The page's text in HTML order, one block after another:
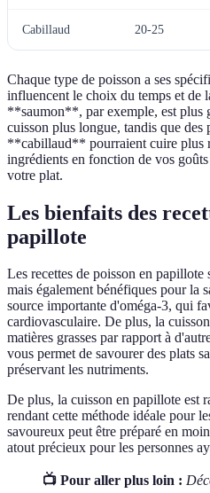
Cabillaud 20-25
Chaque type de poisson a ses
influencent le choix du temps et de
**saumon**, par exemple, est plus
cuisson plus longue, tandis que des
**cabillaud** pourraient cuire plus
ingrédients en fonction de vos
votre plat.
Les bienfaits des
papillote
Les recettes de poisson en papillote
mais également bénéfiques pour la
source importante d'oméga-3, qui
cardiovasculaire. De plus, la
matières grasses par rapport à
vous permet de savourer des plats
préservant les nutriments.
De plus, la cuisson en papillote est
rendant cette méthode idéale pour
savoureux peut être préparé en
atout précieux pour les personnes
📺 Pour aller plus loin :